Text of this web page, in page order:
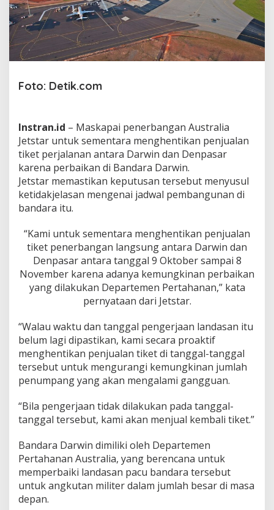
t
i
k
a
n
S
m
e
a
r
a
P
e
n
j
a
n
T
k
e
t
e
B
a
l
i
d
a
i
D
r
w
n
Foto: Detik.com
Instran.id – Maskapai penerbangan Australia
Jetstar untuk sementara menghentikan penjualan
tiket perjalanan antara Darwin dan Denpasar
karena perbaikan di Bandara Darwin.
Jetstar memastikan keputusan tersebut menyusul
ketidakjelasan mengenai jadwal pembangunan di
bandara itu.
“Kami untuk sementara menghentikan penjualan
tiket penerbangan langsung antara Darwin dan
Denpasar antara tanggal 9 Oktober sampai 8
November karena adanya kemungkinan perbaikan
yang dilakukan Departemen Pertahanan,” kata
pernyataan dari Jetstar.
“Walau waktu dan tanggal pengerjaan landasan itu
belum lagi dipastikan, kami secara proaktif
menghentikan penjualan tiket di tanggal-tanggal
tersebut untuk mengurangi kemungkinan jumlah
penumpang yang akan mengalami gangguan.
“Bila pengerjaan tidak dilakukan pada tanggal-
tanggal tersebut, kami akan menjual kembali tiket.”
Bandara Darwin dimiliki oleh Departemen
Pertahanan Australia, yang berencana untuk
memperbaiki landasan pacu bandara tersebut
untuk angkutan militer dalam jumlah besar di masa
depan.